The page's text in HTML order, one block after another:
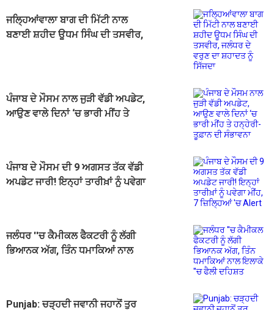
ਜਲ੍ਹਿਆਂਵਾਲਾ ਬਾਗ ਦੀ ਮਿੱਟੀ ਨਾਲ
ਬਣਾਈ ਸ਼ਹੀਦ ਊਧਮ ਸਿੰਘ ਦੀ ਤਸਵੀਰ,
ਪੰਜਾਬ ਦੇ ਮੌਸਮ ਨਾਲ ਜੁੜੀ ਵੱਡੀ ਅਪਡੇਟ,
ਆਉਣ ਵਾਲੇ ਦਿਨਾਂ ‘ਚ ਭਾਰੀ ਮੀਂਹ ਤੇ
ਪੰਜਾਬ ਦੇ ਮੌਸਮ ਦੀ 9 ਅਗਸਤ ਤੱਕ ਵੱਡੀ
ਅਪਡੇਟ ਜਾਰੀ! ਇਨ੍ਹਾਂ ਤਾਰੀਖ਼ਾਂ ਨੂੰ ਪਵੇਗਾ
ਜਲੰਧਰ ''ਚ ਕੈਮੀਕਲ ਫੈਕਟਰੀ ਨੂੰ ਲੱਗੀ
ਭਿਆਨਕ ਅੱਗ, ਤਿੰਨ ਧਮਾਕਿਆਂ ਨਾਲ
Punjab: ਚੜ੍ਹਦੀ ਜਵਾਨੀ ਜਹਾਨੋਂ ਤੁਰ